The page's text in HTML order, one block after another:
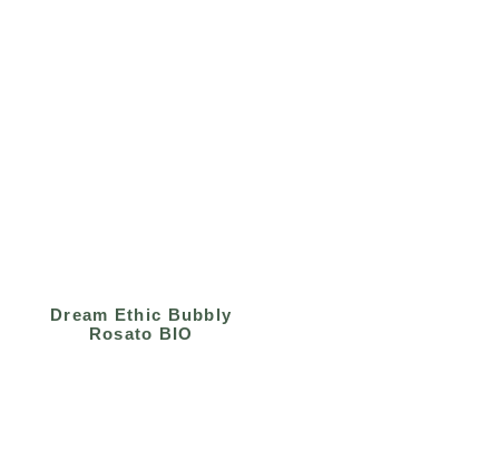
Dream Ethic Bubbly
Rosato BIO